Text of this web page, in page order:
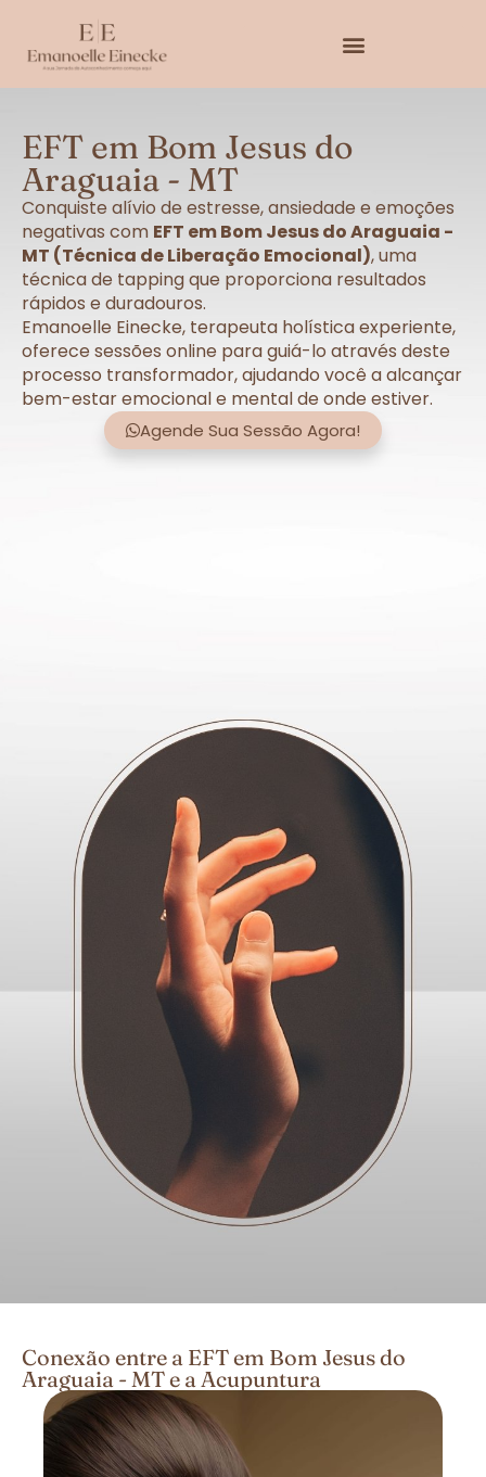
EFT em Bom Jesus do
Araguaia - MT
Conquiste alívio de estresse, ansiedade e emoções
negativas com EFT em Bom Jesus do Araguaia -
MT (Técnica de Liberação Emocional), uma
técnica de tapping que proporciona resultados
rápidos e duradouros.
Emanoelle Einecke, terapeuta holística experiente,
oferece sessões online para guiá-lo através deste
processo transformador, ajudando você a alcançar
bem-estar emocional e mental de onde estiver.
Agende Sua Sessão Agora!
Conexão entre a EFT em Bom Jesus do
Araguaia - MT e a Acupuntura